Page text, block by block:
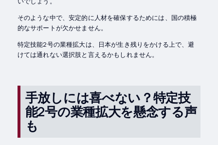
そのような中で、安定的に人材を確保するためには、国の積極
的なサポートが欠かせません。
特定技能2号の業種拡大は、日本が生き残りをかける上で、避
けては通れない選択肢と言えるかもしれません。
手放しには喜べない？特定技
能2号の業種拡大を懸念する声
も